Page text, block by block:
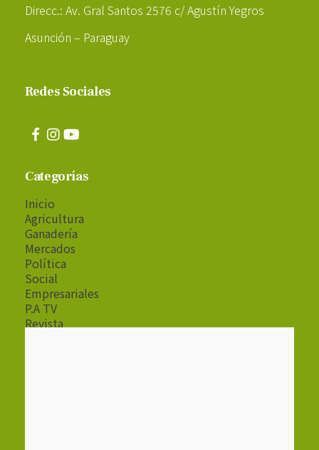
Direcc.: Av. Gral Santos 2576 c/ Agustín Yegros
Asunción – Paraguay
Redes Sociales
Categorías
Inicio
Agricultura
Ganadería
Mercados
Política
Social
Empresariales
P.A TV
Revista